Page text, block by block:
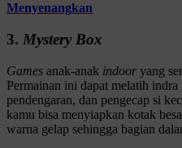
Menyenangkan
3. Mystery Box
Games anak-anak indoor yang
Permainan ini dapat melatih
pendengaran, dan pengecap si
kamu bisa menyiapkan kotak
warna gelap sehingga bagian